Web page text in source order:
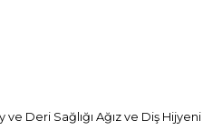
ve Deri Sağlığı Ağız ve Diş Hijyeni